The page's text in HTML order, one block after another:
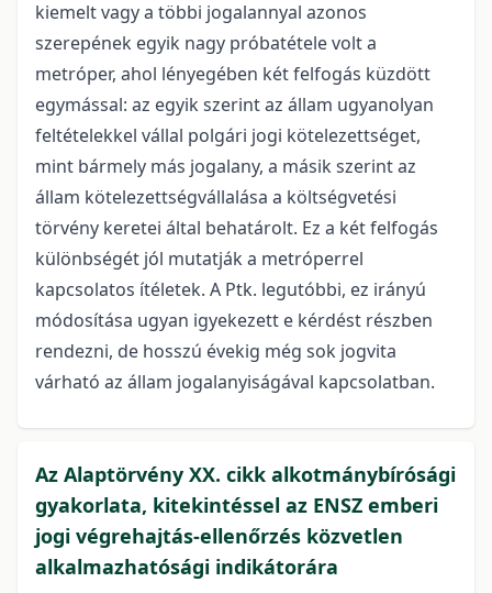
kiemelt vagy a többi jogalannyal azonos
szerepének egyik nagy próbatétele volt a
metróper, ahol lényegében két felfogás küzdött
egymással: az egyik szerint az állam ugyanolyan
feltételekkel vállal polgári jogi kötelezettséget,
mint bármely más jogalany, a másik szerint az
állam kötelezettségvállalása a költségvetési
törvény keretei által behatárolt. Ez a két felfogás
különbségét jól mutatják a metróperrel
kapcsolatos ítéletek. A Ptk. legutóbbi, ez irányú
módosítása ugyan igyekezett e kérdést részben
rendezni, de hosszú évekig még sok jogvita
várható az állam jogalanyiságával kapcsolatban.
Az Alaptörvény XX. cikk alkotmánybírósági
gyakorlata, kitekintéssel az ENSZ emberi
jogi végrehajtás-ellenőrzés közvetlen
alkalmazhatósági indikátorára